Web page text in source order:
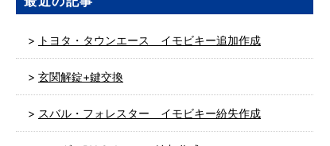
トヨタ・タウンエース イモビキー追加作成
玄関解錠+鍵交換
スバル・フォレスター イモビキー紛失作成